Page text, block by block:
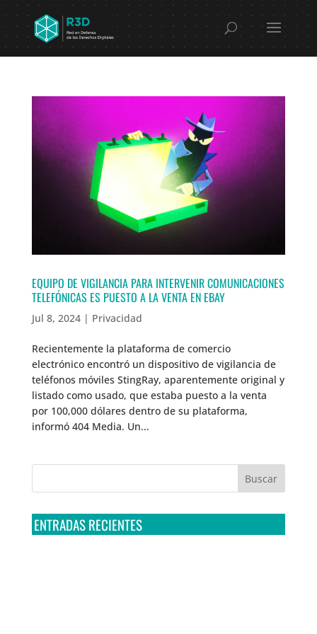
EQUIPO DE VIGILANCIA PARA INTERVENIR COMUNICACIONES
TELEFÓNICAS ES PUESTO A LA VENTA EN EBAY
Jul 8, 2024| Privacidad
Recientemente la plataforma de comercio
electrónico encontró un dispositivo de vigilancia de
teléfonos móviles StingRay, aparentemente original y
listado como usado, que estaba puesto a la venta
por 100,000 dólares dentro de su plataforma,
informó 404 Media. Un...
ENTRADAS RECIENTES